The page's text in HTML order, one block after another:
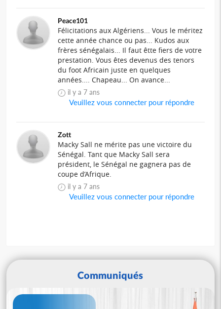
Peace101
Félicitations aux Algériens... Vous le méritez
cette année chance ou pas... Kudos aux
frères sénégalais... Il faut êtte fiers de votre
prestation. Vous êtes devenus des tenors
du foot Africain juste en quelques
années.... Chapeau... On avance...
il y a 7 ans
Veuillez vous connecter pour répondre
Zott
Macky Sall ne mérite pas une victoire du
Sénégal. Tant que Macky Sall sera
président, le Sénégal ne gagnera pas de
coupe d’Afrique.
il y a 7 ans
Veuillez vous connecter pour répondre
Communiqués